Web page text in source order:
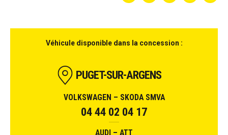
Véhicule disponible dans la concession :
PUGET-SUR-ARGENS
VOLKSWAGEN – SKODA SMVA
04 44 02 04 17
AUDI – ATT